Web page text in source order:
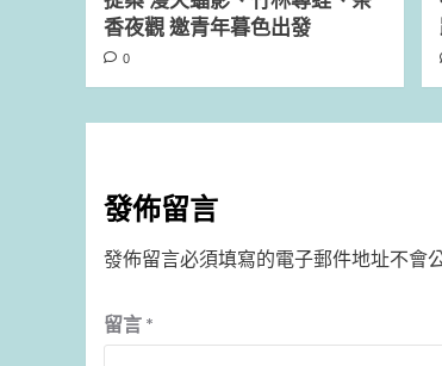
香夜觀 邀青年暮色出發
0
發佈留言
發佈留言必須填寫的電子郵件地址不會
留言 *